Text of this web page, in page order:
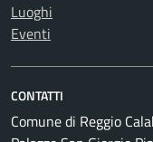
Luoghi
Eventi
CONTATTI
Comune di Reggio